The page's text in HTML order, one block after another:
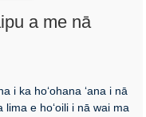
a me nā
i ka hoʻohana ʻana i nā
e hoʻoili i nā wai ma